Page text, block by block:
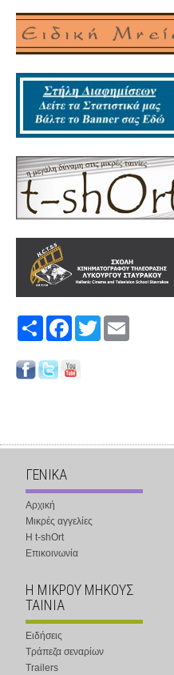
Share FacebookTwitter
ΓΕΝΙΚΑ
Αρχική
Μικρές αγγελίες
Η t-shOrt
Επικοινωνία
Η ΜΙΚΡΟΥ ΜΗΚΟΥΣ
ΤΑΙΝΙΑ
Ειδήσεις
Τράπεζα σεναρίων
Trailers